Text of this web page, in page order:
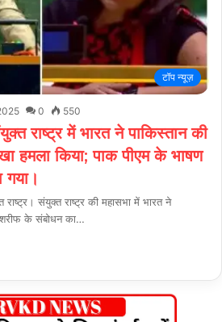
टॉप न्यूज़
0 550
राष्ट्र में भारत ने पाकिस्तान की
हमला किया; पाक पीएम के भाषण
गया।
संयुक्त राष्ट्र की महासभा में भारत ने
शरीफ के संबोधन का…